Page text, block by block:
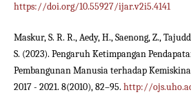
https://doi.org/10.55927/ijar.v2i5.4141
Maskur, S. R. R., Aedy, H., Saenong, Z.,
S. (2023). Pengaruh Ketimpangan
Pembangunan Manusia terhadap
2017 - 2021. 8(2010), 82–95. http://